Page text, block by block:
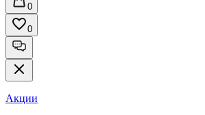
0
0
Акции